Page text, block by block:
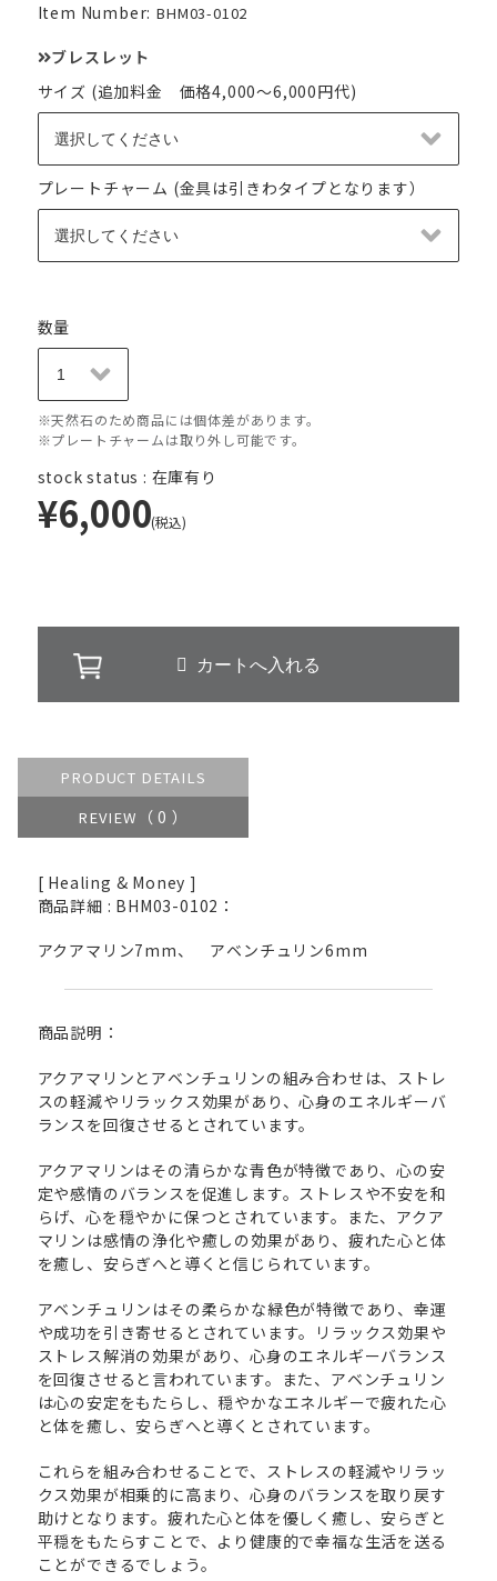
Item Number: BHM03-0102
ブレスレット
サイズ (追加料金 価格4,000～6,000円代)
プレートチャーム (金具は引きわタイプとなります）
数量
※天然石のため商品には個体差があります。
※プレートチャームは取り外し可能です。
stock status : 在庫有り
¥6,000(税込)
PRODUCT DETAILS
REVIEW
（ 0 ）
[ Healing & Money ]
商品詳細 : BHM03-0102：
アクアマリン7mm、 アベンチュリン6mm
商品説明：
アクアマリンとアベンチュリンの組み合わせは、ストレ
スの軽減やリラックス効果があり、心身のエネルギーバ
ランスを回復させるとされています。
アクアマリンはその清らかな青色が特徴であり、心の安
定や感情のバランスを促進します。ストレスや不安を和
らげ、心を穏やかに保つとされています。また、アクア
マリンは感情の浄化や癒しの効果があり、疲れた心と体
を癒し、安らぎへと導くと信じられています。
アベンチュリンはその柔らかな緑色が特徴であり、幸運
や成功を引き寄せるとされています。リラックス効果や
ストレス解消の効果があり、心身のエネルギーバランス
を回復させると言われています。また、アベンチュリン
は心の安定をもたらし、穏やかなエネルギーで疲れた心
と体を癒し、安らぎへと導くとされています。
これらを組み合わせることで、ストレスの軽減やリラッ
クス効果が相乗的に高まり、心身のバランスを取り戻す
助けとなります。疲れた心と体を優しく癒し、安らぎと
平穏をもたらすことで、より健康的で幸福な生活を送る
ことができるでしょう。